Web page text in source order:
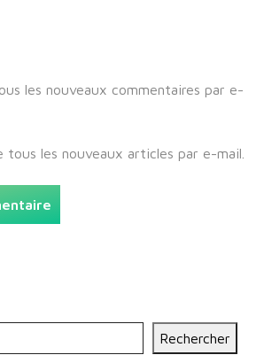
les nouveaux commentaires par e-
tous les nouveaux articles par e-mail.
Rechercher